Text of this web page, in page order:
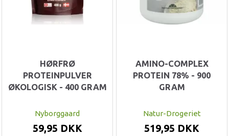
HØRFRØ
PROTEINPULVER
ØKOLOGISK - 400 GRAM
Nyborggaard
59,95 DKK
AMINO-COMPLEX
PROTEIN 78% - 900
GRAM
Natur-Drogeriet
519,95 DKK